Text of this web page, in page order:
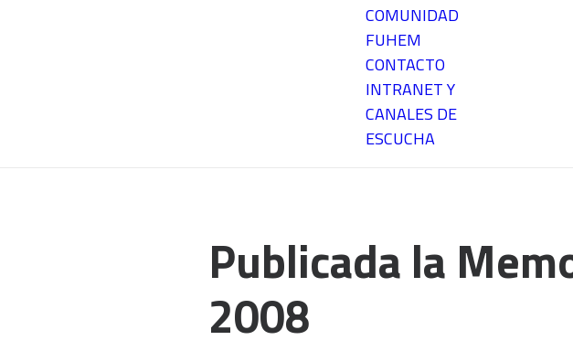
COMUNIDAD
FUHEM
CONTACTO
INTRANET Y
CANALES DE
ESCUCHA
Publicada la
2008